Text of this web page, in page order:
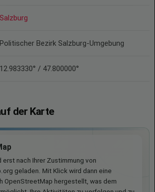
Salzburg
Politischer Bezirk Salzburg-Umgebung
12.983330° / 47.800000°
der Karte
erst nach Ihrer Zustimmung von
geladen. Mit Klick wird dann eine
OpenStreetMap hergestellt, was dem